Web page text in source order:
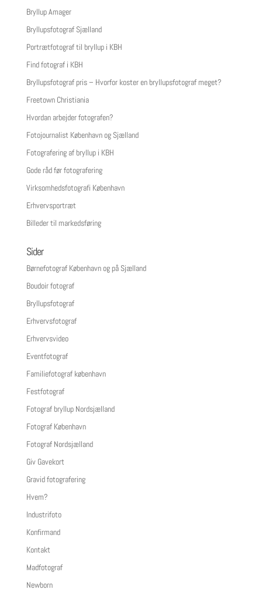
Bryllup Amager
Bryllupsfotograf Sjælland
Portrætfotograf til bryllup i KBH
Find fotograf i KBH
Bryllupsfotograf pris – Hvorfor koster en bryllupsfotograf meget?
Freetown Christiania
Hvordan arbejder fotografen?
Fotojournalist København og Sjælland
Fotografering af bryllup i KBH
Gode råd før fotografering
Virksomhedsfotografi København
Erhvervsportræt
Billeder til markedsføring
Sider
Børnefotograf København og på Sjælland
Boudoir fotograf
Bryllupsfotograf
Erhvervsfotograf
Erhvervsvideo
Eventfotograf
Familiefotograf københavn
Festfotograf
Fotograf bryllup Nordsjælland
Fotograf København
Fotograf Nordsjælland
Giv Gavekort
Gravid fotografering
Hvem?
Industrifoto
Konfirmand
Kontakt
Madfotograf
Newborn